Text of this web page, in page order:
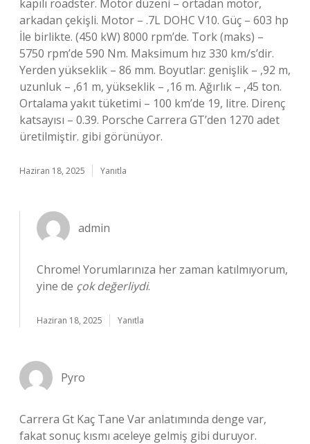
kapılı roadster. Motor düzeni – ortadan motor,
arkadan çekişli. Motor – .7L DOHC V10. Güç – 603 hp
İle birlikte. (450 kW) 8000 rpm’de. Tork (maks) –
5750 rpm’de 590 Nm. Maksimum hız 330 km/s’dir.
Yerden yükseklik – 86 mm. Boyutlar: genişlik – ,92 m,
uzunluk – ,61 m, yükseklik – ,16 m. Ağırlık – ,45 ton.
Ortalama yakıt tüketimi – 100 km’de 19, litre. Direnç
katsayısı – 0.39. Porsche Carrera GT’den 1270 adet
üretilmiştir. gibi görünüyor.
Haziran 18, 2025 Yanıtla
admin
Chrome! Yorumlarınıza her zaman katılmıyorum,
yine de çok değerliydi.
Haziran 18, 2025 Yanıtla
Pyro
Carrera Gt Kaç Tane Var anlatımında denge var,
fakat sonuç kısmı aceleye gelmiş gibi duruyor.